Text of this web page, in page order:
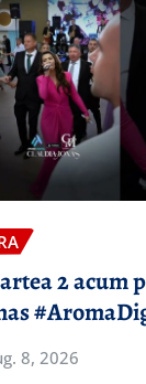
2 acum
8, 2026